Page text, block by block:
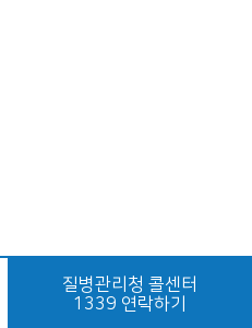
질병관리청 콜센터
1339 연락하기